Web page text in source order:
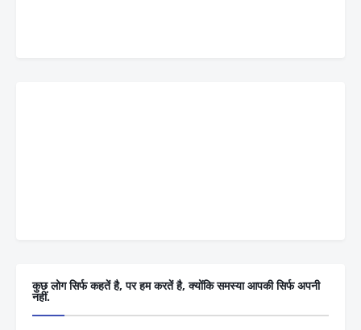
कुछ लोग सिर्फ कहतें है, पर हम करतें है, क्योंकि समस्या आपकी सिर्फ अपनी
नहीं.